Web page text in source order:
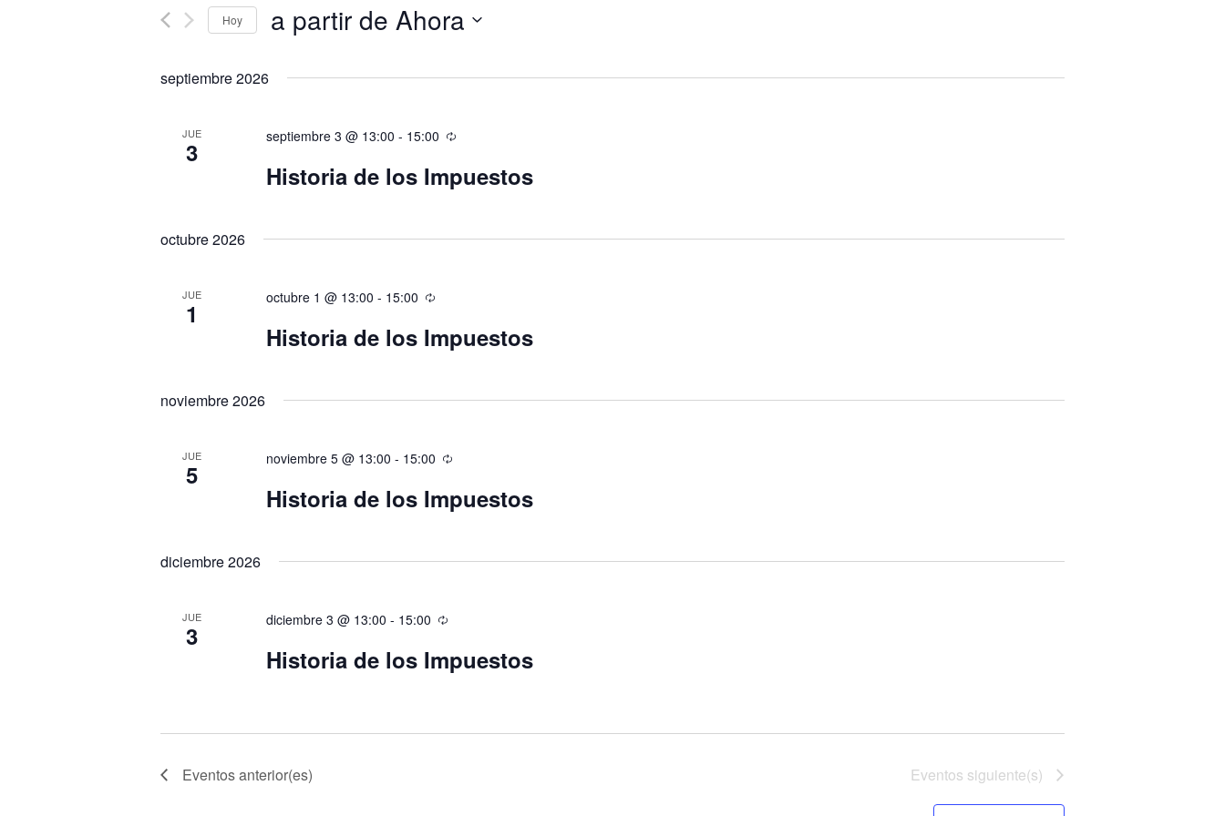
Hoy a partir de Ahora
septiembre 2026
JUE
3
septiembre 3 @ 13:00 - 15:00
Historia de los Impuestos
octubre 2026
JUE
1
octubre 1 @ 13:00 - 15:00
Historia de los Impuestos
noviembre 2026
JUE
5
noviembre 5 @ 13:00 - 15:00
Historia de los Impuestos
diciembre 2026
JUE
3
diciembre 3 @ 13:00 - 15:00
Historia de los Impuestos
Eventosanterior(es) Eventos siguiente(s)